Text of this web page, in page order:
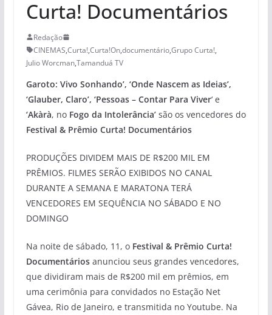
Curta! Documentários
Redação
CINEMAS,Curta!,Curta!On,documentário,Grupo Curta!,
Julio Worcman,Tamanduá TV
Garoto: Vivo Sonhando’, ‘Onde Nascem as Ideias’,
‘Glauber, Claro’, ‘Pessoas – Contar Para Viver‘ e
‘Akàrà, no Fogo da Intolerância’ são os vencedores do
Festival & Prêmio Curta! Documentários
PRODUÇÕES DIVIDEM MAIS DE R$200 MIL EM
PRÊMIOS. FILMES SERÃO EXIBIDOS NO CANAL
DURANTE A SEMANA E MARATONA TERÁ
VENCEDORES EM SEQUÊNCIA NO SÁBADO E NO
DOMINGO
Na noite de sábado, 11, o Festival & Prêmio Curta!
Documentáriosanunciou seus grandes vencedores,
que dividiram mais de R$200 mil em prêmios, em
uma cerimônia para convidados no Estação Net
Gávea, Rio de Janeiro, e transmitida no Youtube. Na